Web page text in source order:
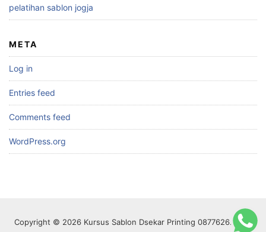
pelatihan sablon jogja
META
Log in
Entries feed
Comments feed
WordPress.org
Copyright © 2026 Kursus Sablon Dsekar Printing 087762621978